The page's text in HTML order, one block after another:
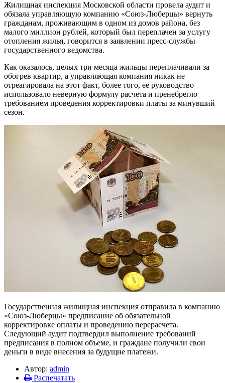
Жилищная инспекция Московской области провела аудит и
обязала управляющую компанию «Союз-Люберцы» вернуть
гражданам, проживающим в одном из домов района, без
малого миллион рублей, который был переплачен за услугу
отопления жилья, говорится в заявлении пресс-службы
государственного ведомства.
Как оказалось, целых три месяца жильцы переплачивали за
обогрев квартир, а управляющая компания никак не
отреагировала на этот факт, более того, ее руководство
использовало неверную формулу расчета и пренебрегло
требованием проведения корректировки платы за минувший
сезон.
Государственная жилищная инспекция отправила в компанию
«Союз-Люберцы» предписание об обязательной
корректировке оплаты и проведению перерасчета.
Следующий аудит подтвердил выполнение требований
предписания в полном объеме, и граждане получили свои
деньги в виде внесения за будущие платежи.
Автор: admin
Распечатать